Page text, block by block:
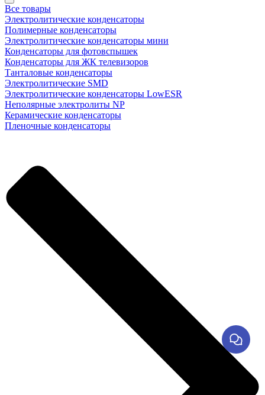
Все товары
Электролитические конденсаторы
Полимерные конденсаторы
Электролитические конденсаторы мини
Конденсаторы для фотовспышек
Конденсаторы для ЖК телевизоров
Танталовые конденсаторы
Электролитические SMD
Электролитические конденсаторы LowESR
Неполярные электролиты NP
Керамические конденсаторы
Пленочные конденсаторы